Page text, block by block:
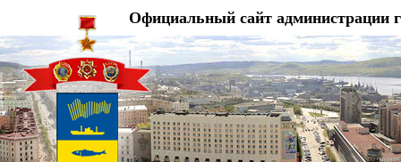
Официальный сайт администрации